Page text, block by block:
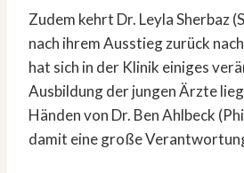
Zudem kehrt Dr. Leyla Sherbaz
nach ihrem Ausstieg zurück
hat sich in der Klinik einiges
Ausbildung der jungen Ärzte
Händen von Dr. Ben Ahlbeck
damit eine große